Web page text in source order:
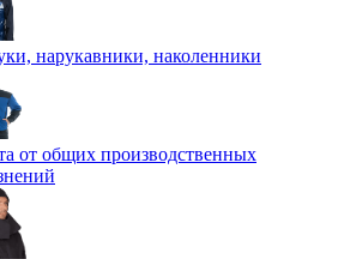
нарукавники, наколенники
от общих производственных